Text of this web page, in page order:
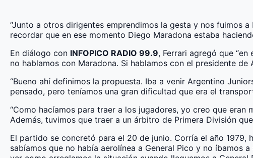
“Junto a otros dirigentes emprendimos la gesta y nos fuimos
recordar que en ese momento Diego Maradona estaba
En diálogo con INFOPICO RADIO 99.9, Ferrari agregó que
no hablamos con Maradona. Si hablamos con el presidente
“Bueno ahí definimos la propuesta. Iba a venir Argentino
pensado, pero teníamos una gran dificultad que era el
“Como hacíamos para traer a los jugadores, yo creo que
Además, tuvimos que traer a un árbitro de Primera División que
El partido se concretó para el 20 de junio. Corría el año 1979,
sabíamos que no había aerolínea a General Pico y no íbamos